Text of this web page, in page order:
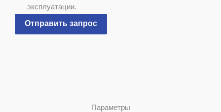
эксплуатации.
Отправить запрос
Параметры